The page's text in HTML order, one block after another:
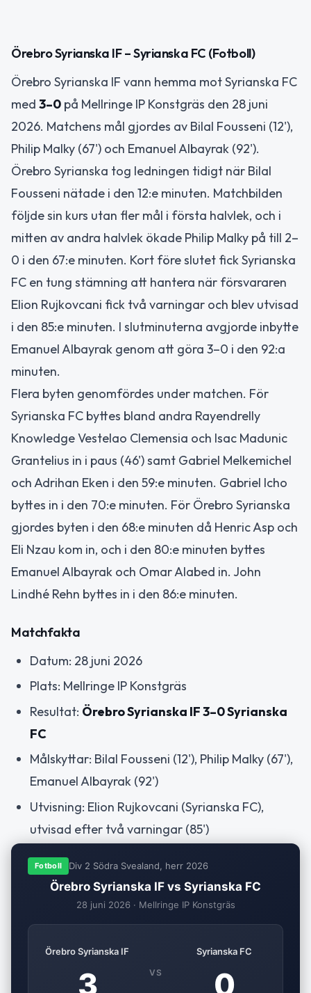
Örebro Syrianska IF – Syrianska FC (Fotboll)
Örebro Syrianska IF vann hemma mot Syrianska FC
med 3–0 på Mellringe IP Konstgräs den 28 juni
2026. Matchens mål gjordes av Bilal Fousseni (12'),
Philip Malky (67') och Emanuel Albayrak (92').
Örebro Syrianska tog ledningen tidigt när Bilal
Fousseni nätade i den 12:e minuten. Matchbilden
följde sin kurs utan fler mål i första halvlek, och i
mitten av andra halvlek ökade Philip Malky på till 2–
0 i den 67:e minuten. Kort före slutet fick Syrianska
FC en tung stämning att hantera när försvararen
Elion Rujkovcani fick två varningar och blev utvisad
i den 85:e minuten. I slutminuterna avgjorde inbytte
Emanuel Albayrak genom att göra 3–0 i den 92:a
minuten.
Flera byten genomfördes under matchen. För
Syrianska FC byttes bland andra Rayendrelly
Knowledge Vestelao Clemensia och Isac Madunic
Grantelius in i paus (46') samt Gabriel Melkemichel
och Adrihan Eken i den 59:e minuten. Gabriel Icho
byttes in i den 70:e minuten. För Örebro Syrianska
gjordes byten i den 68:e minuten då Henric Asp och
Eli Nzau kom in, och i den 80:e minuten byttes
Emanuel Albayrak och Omar Alabed in. John
Lindhé Rehn byttes in i den 86:e minuten.
Matchfakta
Datum: 28 juni 2026
Plats: Mellringe IP Konstgräs
Resultat: Örebro Syrianska IF 3–0 Syrianska
FC
Målskyttar: Bilal Fousseni (12'), Philip Malky (67'),
Emanuel Albayrak (92')
Utvisning: Elion Rujkovcani (Syrianska FC),
utvisad efter två varningar (85')
Fotboll Div 2 Södra Svealand, herr 2026
Örebro Syrianska IF vs Syrianska FC
28 juni 2026 · Mellringe IP Konstgräs
Örebro Syrianska IF
3 VS
Syrianska FC
0